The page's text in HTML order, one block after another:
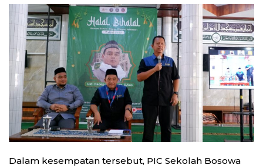
Dalam kesempatan tersebut, PIC Sekolah Bosowa